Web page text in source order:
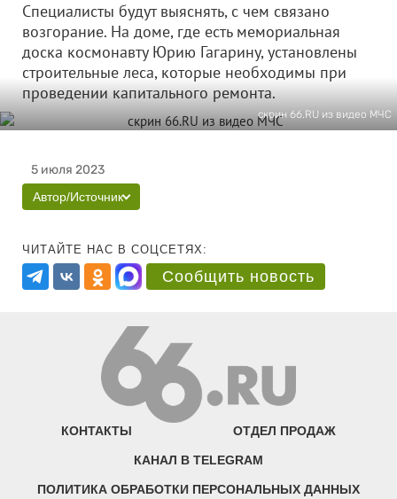
Специалисты будут выяснять, с чем связано
возгорание. На доме, где есть мемориальная
доска космонавту Юрию Гагарину, установлены
строительные леса, которые необходимы при
проведении капитального ремонта.
скрин 66.RU из видео МЧС
5 июля 2023
Автор/Источник
ЧИТАЙТЕ НАС В СОЦСЕТЯХ:
Сообщить новость
КОНТАКТЫ ОТДЕЛ ПРОДАЖ
КАНАЛ В TELEGRAM
ПОЛИТИКА ОБРАБОТКИ ПЕРСОНАЛЬНЫХ ДАННЫХ